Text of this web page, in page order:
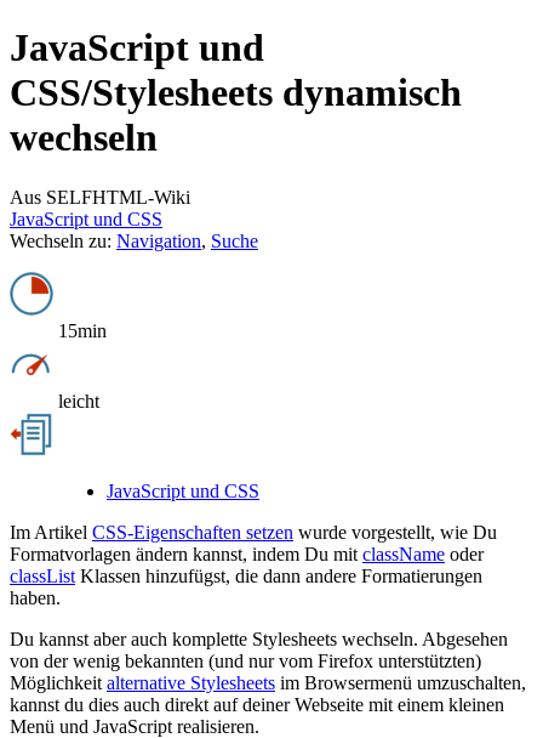
JavaScript und
CSS/Stylesheets dynamisch
wechseln
Aus SELFHTML-Wiki
JavaScript und CSS
Wechseln zu: Navigation, Suche
15min
leicht
JavaScript und CSS
Im Artikel CSS-Eigenschaften setzen‎‎ wurde vorgestellt, wie Du
Formatvorlagen ändern kannst, indem Du mit className oder
classList Klassen hinzufügst, die dann andere Formatierungen
haben.
Du kannst aber auch komplette Stylesheets wechseln. Abgesehen
von der wenig bekannten (und nur vom Firefox unterstützten)
Möglichkeit alternative Stylesheets im Browsermenü umzuschalten,
kannst du dies auch direkt auf deiner Webseite mit einem kleinen
Menü und JavaScript realisieren.